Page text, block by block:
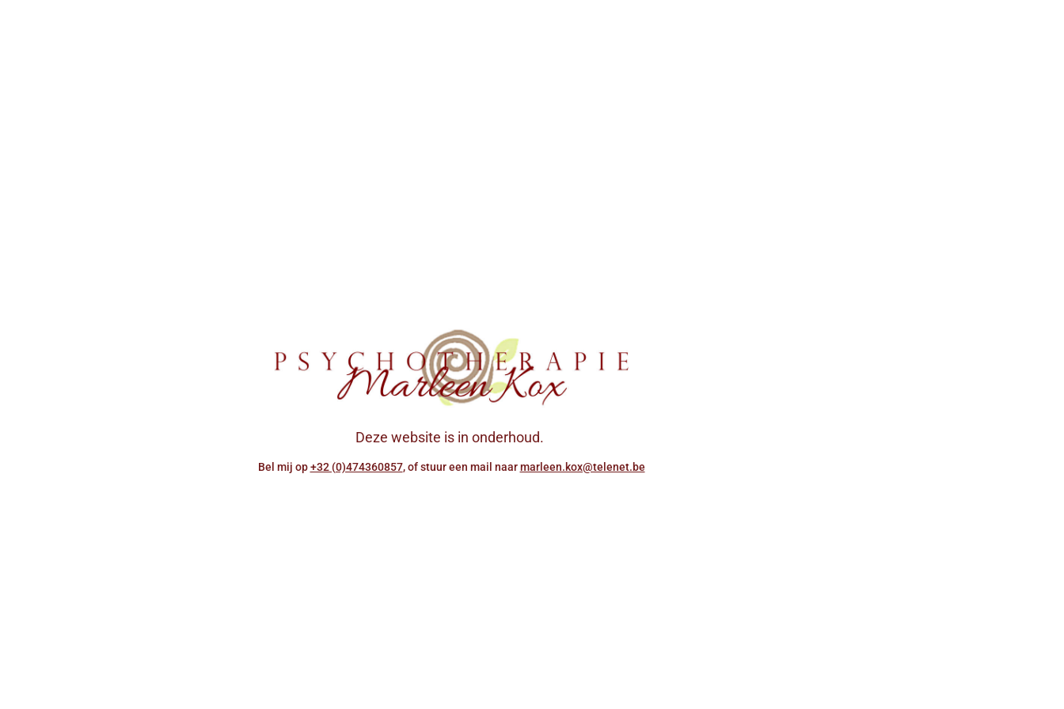
Deze website is in onderhoud.
Bel mij op+32 (0)474360857, of stuur een mail naarmarleen.kox@telenet.be